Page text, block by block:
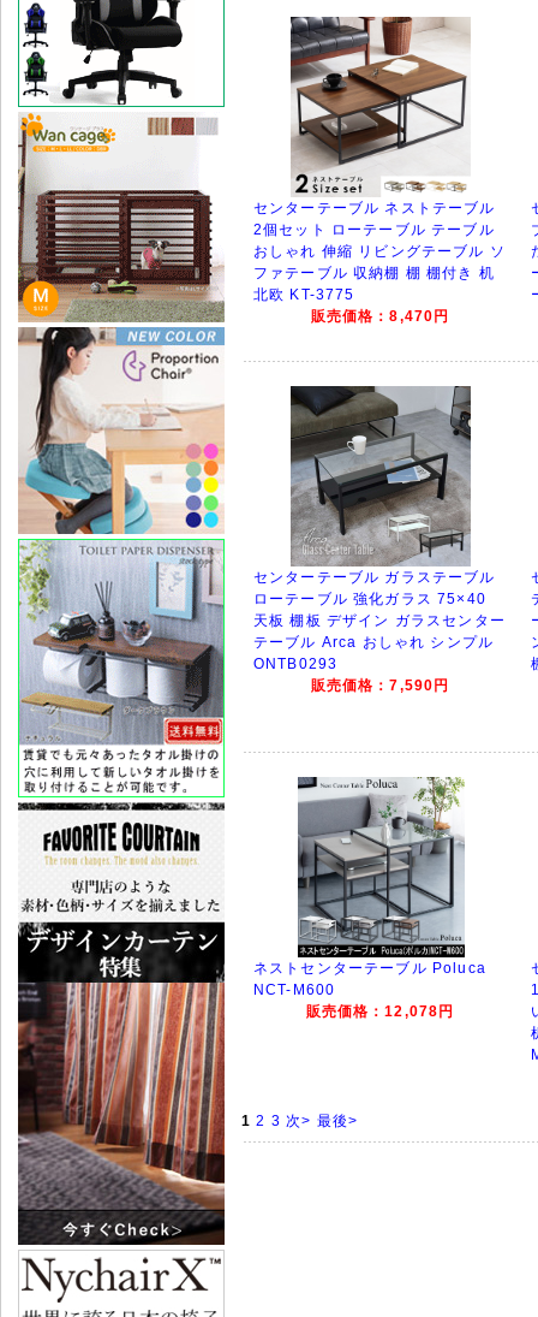
センターテーブル ネストテーブル
2個セット ローテーブル テーブル
おしゃれ 伸縮 リビングテーブル ソ
ファテーブル 収納棚 棚 棚付き 机
北欧 KT-3775
販売価格：8,470円
センターテーブル ガラステーブル
ローテーブル 強化ガラス 75×40
天板 棚板 デザイン ガラスセンター
テーブル Arca おしゃれ シンプル
ONTB0293
販売価格：7,590円
ネストセンターテーブル Poluca
NCT-M600
販売価格：12,078円
1 2 3 次> 最後>